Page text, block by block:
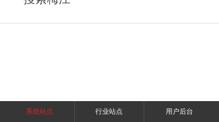
系统站点 行业站点 用户后台